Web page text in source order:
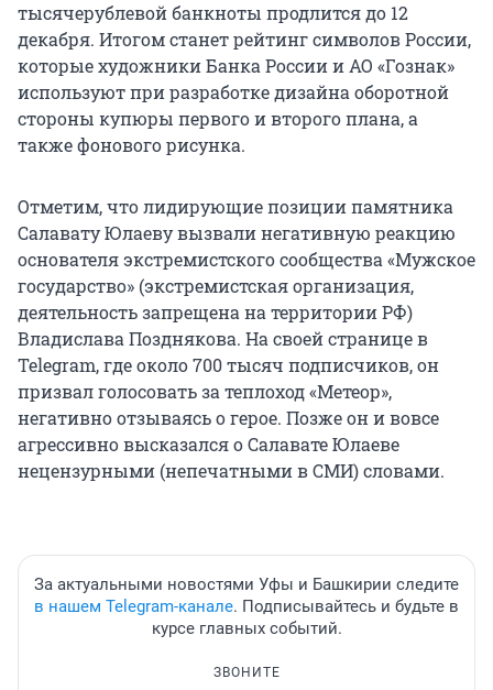
тысячерублевой банкноты продлится до 12
декабря. Итогом станет рейтинг символов России,
которые художники Банка России и АО «Гознак»
используют при разработке дизайна оборотной
стороны купюры первого и второго плана, а
также фонового рисунка.
Отметим, что лидирующие позиции памятника
Салавату Юлаеву вызвали негативную реакцию
основателя экстремистского сообщества «Мужское
государство» (экстремистская организация,
деятельность запрещена на территории РФ)
Владислава Позднякова. На своей странице в
Telegram, где около 700 тысяч подписчиков, он
призвал голосовать за теплоход «Метеор»,
негативно отзываясь о герое. Позже он и вовсе
агрессивно высказался о Салавате Юлаеве
нецензурными (непечатными в СМИ) словами.
За актуальными новостями Уфы и Башкирии следите
в нашем Telegram-канале. Подписывайтесь и будьте в
курсе главных событий.
ЗВОНИТЕ